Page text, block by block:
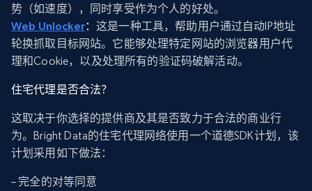
势（如速度），同时享受作为个人的好处。
Web Unlocker：这是一种工具，帮助用户通过自动IP地址
轮换抓取目标网站。它能够处理特定网站的浏览器用户代
理和Cookie，以及处理所有的验证码破解活动。
住宅代理是否合法？
这取决于你选择的提供商及其是否致力于合法的商业行
为。Bright Data的住宅代理网络使用一个道德SDK计划，该
计划采用如下做法：
– 完全的对等同意